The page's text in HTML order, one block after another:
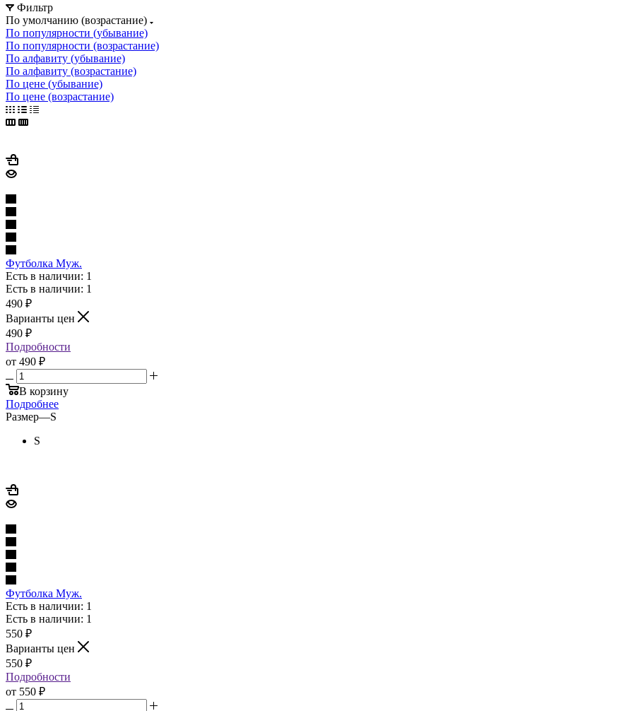
Фильтр
По умолчанию (возрастание)
По популярности (убывание)
По популярности (возрастание)
По алфавиту (убывание)
По алфавиту (возрастание)
По цене (убывание)
По цене (возрастание)
Футболка Муж.
Есть в наличии: 1
Есть в наличии: 1
490 ₽
Варианты цен
490 ₽
Подробности
от 490 ₽
В корзину
Подробнее
Размер—S
S
Футболка Муж.
Есть в наличии: 1
Есть в наличии: 1
550 ₽
Варианты цен
550 ₽
Подробности
от 550 ₽